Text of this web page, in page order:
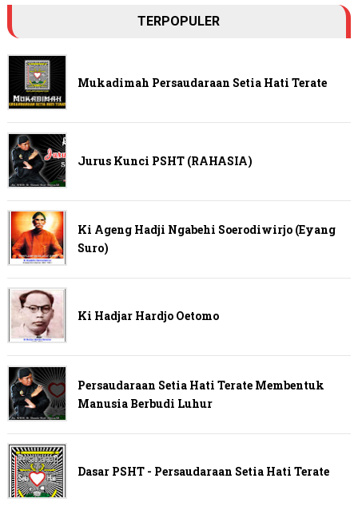
TERPOPULER
Mukadimah Persaudaraan Setia Hati Terate
Jurus Kunci PSHT (RAHASIA)
Ki Ageng Hadji Ngabehi Soerodiwirjo (Eyang
Suro)
Ki Hadjar Hardjo Oetomo
Persaudaraan Setia Hati Terate Membentuk
Manusia Berbudi Luhur
Dasar PSHT - Persaudaraan Setia Hati Terate